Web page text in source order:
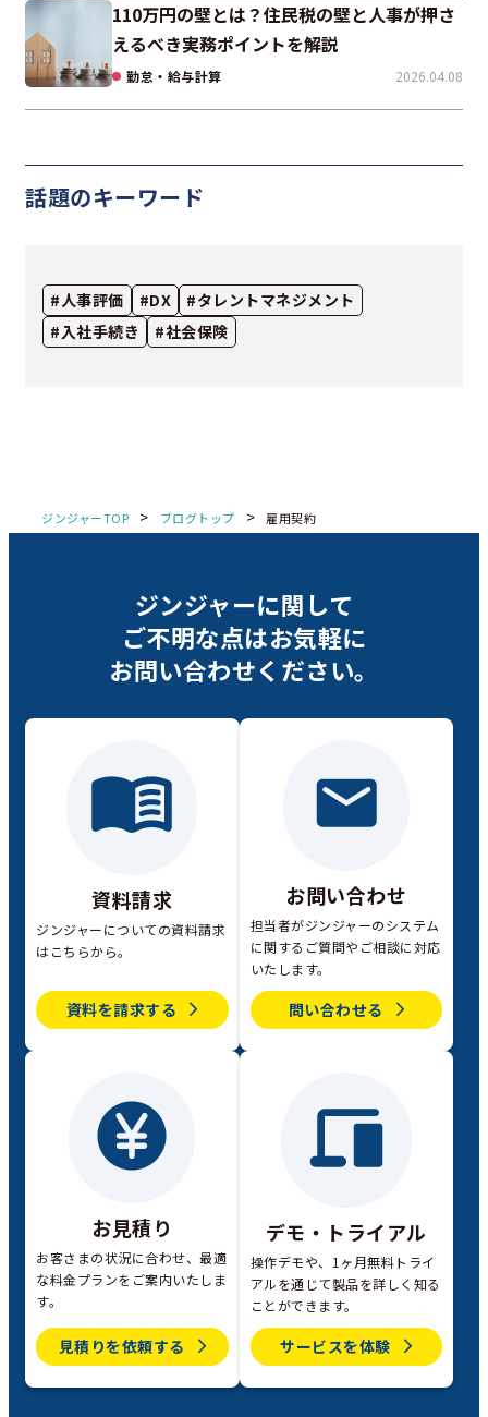
110万円の壁とは？住民税の壁と人事が押さ
えるべき実務ポイントを解説
勤怠・給与計算 2026.04.08
話題のキーワード
#人事評価 #DX
#タレントマネジメント
#入社手続き
#社会保険
ジンジャーTOP > ブログトップ > 雇用契約
ジンジャーに関して
ご不明な点はお気軽に
お問い合わせください。
資料請求
ジンジャーについての資料請求
はこちらから。
資料を請求する
お問い合わせ
担当者がジンジャーのシステム
に関するご質問やご相談に対応
いたします。
問い合わせる
お見積り
お客さまの状況に合わせ、最適
な料金プランをご案内いたしま
す。
見積りを依頼する
デモ・トライアル
操作デモや、1ヶ月無料トライ
アルを通じて製品を詳しく知る
ことができます。
サービスを体験